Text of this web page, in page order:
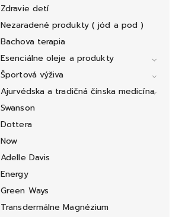
Zdravie detí
Nezaradené produkty ( jód a pod )
Bachova terapia
Esenciálne oleje a produkty
Športová výživa
Ajurvédska a tradičná čínska medicína
Swanson
Dottera
Now
Adelle Davis
Energy
Green Ways
Transdermálne Magnézium